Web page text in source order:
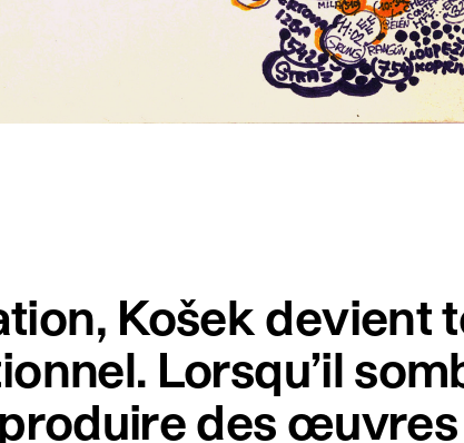
Košek devient
Lorsqu’il
des